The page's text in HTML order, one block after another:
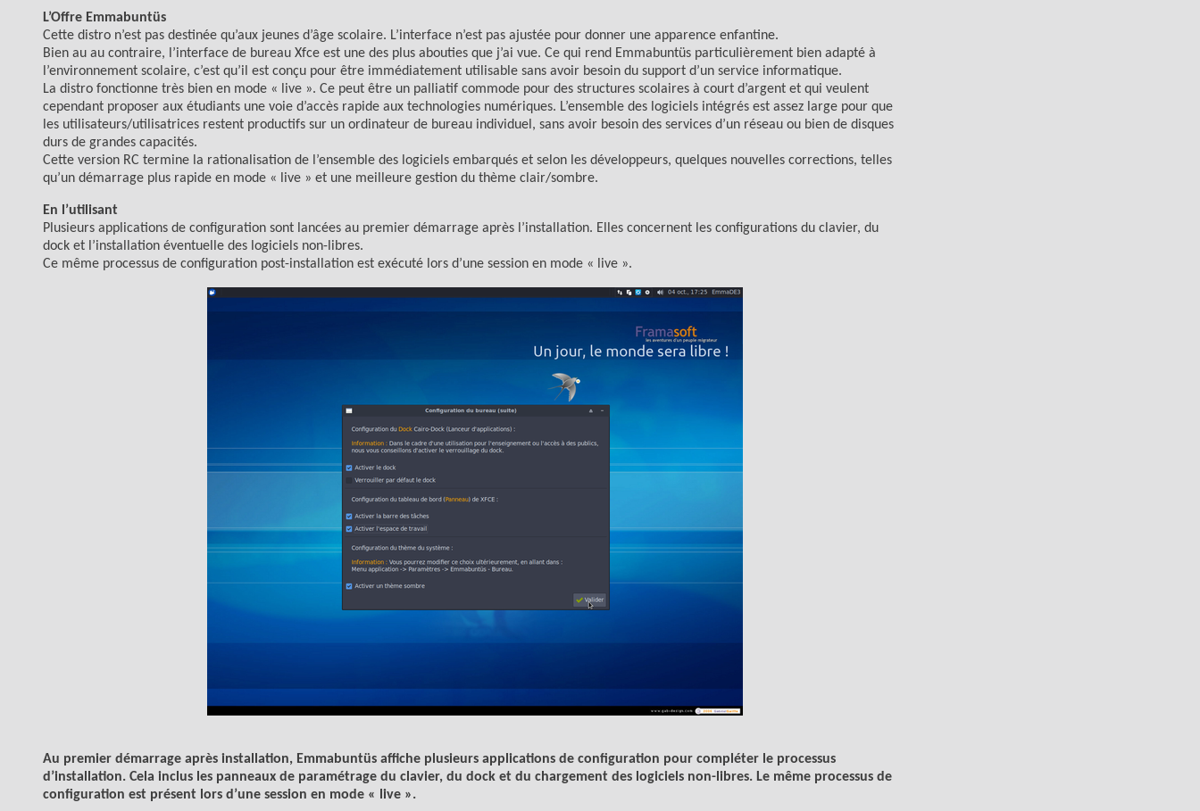
L’Offre Emmabuntüs
Cette distro n’est pas destinée qu’aux jeunes d’âge scolaire. L’interface n’est pas ajustée pour donner une apparence enfantine.
Bien au au contraire, l’interface de bureau Xfce est une des plus abouties que j’ai vue. Ce qui rend Emmabuntüs particulièrement bien adapté à
l’environnement scolaire, c’est qu’il est conçu pour être immédiatement utilisable sans avoir besoin du support d’un service informatique.
La distro fonctionne très bien en mode « live ». Ce peut être un palliatif commode pour des structures scolaires à court d’argent et qui veulent
cependant proposer aux étudiants une voie d’accès rapide aux technologies numériques. L’ensemble des logiciels intégrés est assez large pour que
les utilisateurs/utilisatrices restent productifs sur un ordinateur de bureau individuel, sans avoir besoin des services d’un réseau ou bien de disques
durs de grandes capacités.
Cette version RC termine la rationalisation de l’ensemble des logiciels embarqués et selon les développeurs, quelques nouvelles corrections, telles
qu’un démarrage plus rapide en mode « live » et une meilleure gestion du thème clair/sombre.
En l’utilisant
Plusieurs applications de configuration sont lancées au premier démarrage après l’installation. Elles concernent les configurations du clavier, du
dock et l’installation éventuelle des logiciels non-libres.
Ce même processus de configuration post-installation est exécuté lors d’une session en mode « live ».
Au premier démarrage après installation, Emmabuntüs affiche plusieurs applications de configuration pour compléter le processus
d’installation. Cela inclus les panneaux de paramétrage du clavier, du dock et du chargement des logiciels non-libres. Le même processus de
configuration est présent lors d’une session en mode « live ».